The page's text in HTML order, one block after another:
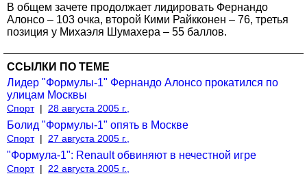
В общем зачете продолжает лидировать Фернандо
Алонсо – 103 очка, второй Кими Райкконен – 76, третья
позиция у Михаэля Шумахера – 55 баллов.
ССЫЛКИ ПО ТЕМЕ
Лидер "Формулы-1" Фернандо Алонсо прокатился по
улицам Москвы
Спорт | 28 августа 2005 г.,
Болид "Формулы-1" опять в Москве
Спорт | 27 августа 2005 г.,
"Формула-1": Renault обвиняют в нечестной игре
Спорт | 22 августа 2005 г.,